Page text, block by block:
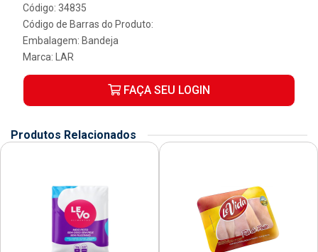
Código: 34835
Código de Barras do Produto:
Embalagem: Bandeja
Marca:
LAR
FAÇA SEU LOGIN
Produtos Relacionados